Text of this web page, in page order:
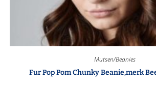
Mutsen/Beanies
Fur Pop Pom Chunky Beanie,merk